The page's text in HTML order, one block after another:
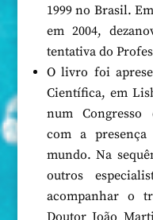
1999 no Brasil.
em 2004,
tentativa do
O livro foi
Científica, em
num
com a
mundo. Na
outros
acompanhar o
Doutor João